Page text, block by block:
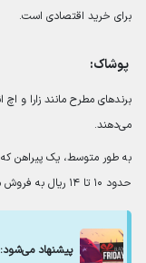
برای خرید اقتصادی است.
پوشاک:
می‌دهند.
حدود ۱۰ تا ۱۴ ریال به فروش می‌رسد.
پیشنهاد می‌شود: